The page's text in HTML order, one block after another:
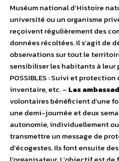
Muséum national d’Histoire
université ou un organisme
reçoivent régulièrement des
données récoltées. Il s’agit de
observations sur tout le
sensibiliser les habitants à leur
POSSIBLES : Suivi et protection
inventaire, etc. – Les
volontaires bénéficient d’une
une demi-journée et deux
autonomie, individuellement
transmettre un message de
d’écogestes. Ils font ensuite